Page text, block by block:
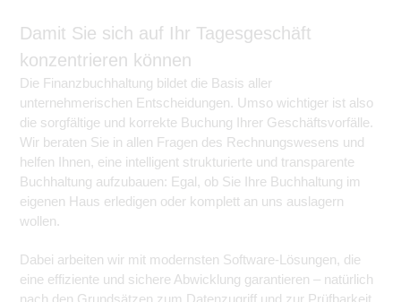
Damit Sie sich auf Ihr Tagesgeschäft
konzentrieren können
Die Finanzbuchhaltung bildet die Basis aller
unternehmerischen Entscheidungen. Umso wichtiger ist also
die sorgfältige und korrekte Buchung Ihrer Geschäftsvorfälle.
Wir beraten Sie in allen Fragen des Rechnungswesens und
helfen Ihnen, eine intelligent strukturierte und transparente
Buchhaltung aufzubauen: Egal, ob Sie Ihre Buchhaltung im
eigenen Haus erledigen oder komplett an uns auslagern
wollen.
Dabei arbeiten wir mit modernsten Software-Lösungen, die
eine effiziente und sichere Abwicklung garantieren – natürlich
nach den Grundsätzen zum Datenzugriff und zur Prüfbarkeit